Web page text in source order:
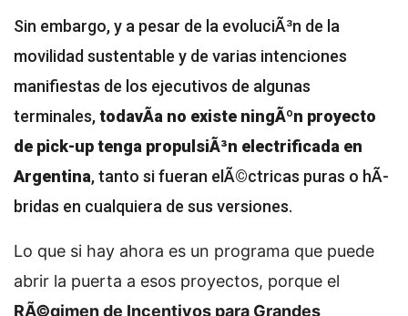
Sin embargo, y a pesar de la evoluciÃ³n de la
movilidad sustentable y de varias intenciones
manifiestas de los ejecutivos de algunas
terminales,todavÃ­a no existe ningÃºn proyecto
de pick-up tenga propulsiÃ³n electrificada en
Argentina, tanto si fueran elÃ©ctricas puras o hÃ­
bridas en cualquiera de sus versiones.
Lo que si hay ahora es un programa que puede
abrir la puerta a esos proyectos, porque el
RÃ©gimen de Incentivos para Grandes